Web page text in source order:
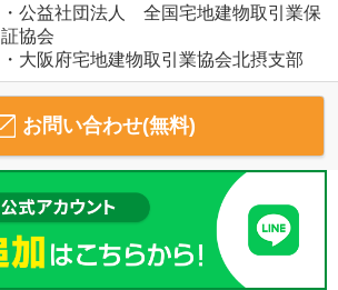
・公益社団法人 全国宅地建物取引業保
証協会
・大阪府宅地建物取引業協会北摂支部
お問い合わせ(無料)